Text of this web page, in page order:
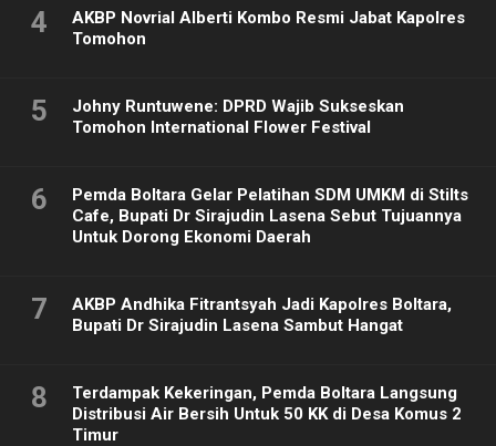
4
AKBP Novrial Alberti Kombo Resmi Jabat Kapolres
Tomohon
5
Johny Runtuwene: DPRD Wajib Sukseskan
Tomohon International Flower Festival
6
Pemda Boltara Gelar Pelatihan SDM UMKM di Stilts
Cafe, Bupati Dr Sirajudin Lasena Sebut Tujuannya
Untuk Dorong Ekonomi Daerah
7
AKBP Andhika Fitrantsyah Jadi Kapolres Boltara,
Bupati Dr Sirajudin Lasena Sambut Hangat
8
Terdampak Kekeringan, Pemda Boltara Langsung
Distribusi Air Bersih Untuk 50 KK di Desa Komus 2
Timur